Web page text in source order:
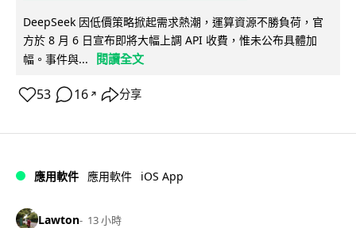
DeepSeek 因低價策略掀起需求熱潮，運算資源不勝負荷，官
方於 8 月 6 日宣布即將大幅上調 API 收費，惟未公布具體加
幅。事件與...
閱讀全文
53 16 ↗ 分享
應用軟件 應用軟件 iOS App
Lawton 13 小時